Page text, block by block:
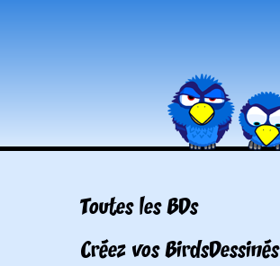
Toutes les BDs
Créez vos BirdsDessinés